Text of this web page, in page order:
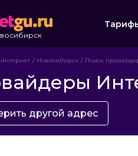
Новосибирск Поиск
другой адрес